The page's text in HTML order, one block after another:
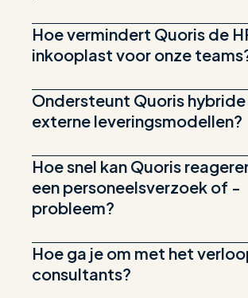
Hoe vermindert Quoris de
inkooplast voor onze
Ondersteunt Quoris hybride
externe leveringsmodellen?
Hoe snel kan Quoris
een personeelsverzoek of -
probleem?
Hoe ga je om met het
consultants?